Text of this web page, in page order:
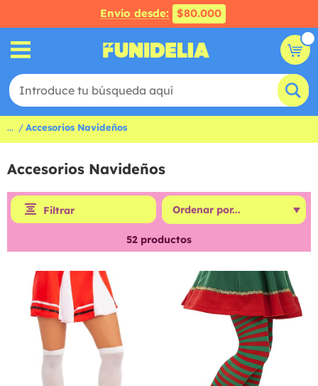
Envío desde: $80.000
... Accesorios Navideños
Accesorios Navideños
Filtrar
52 productos